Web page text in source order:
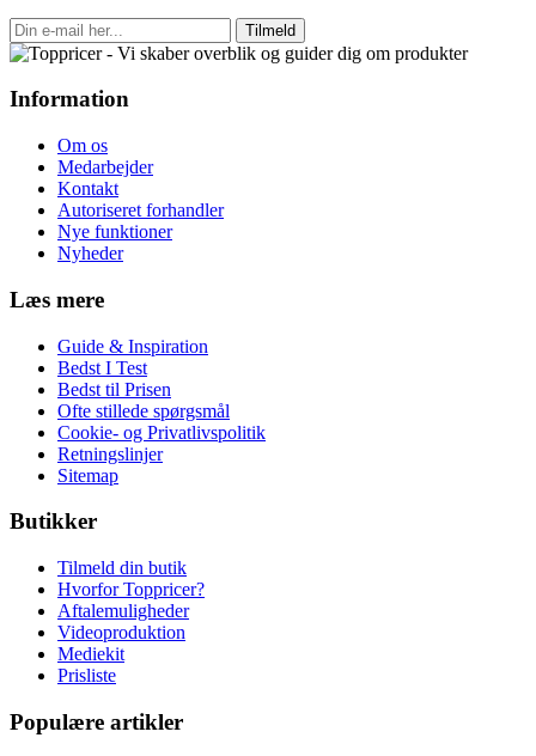
Tilmeld
Information
Om os
Medarbejder
Kontakt
Autoriseret forhandler
Nye funktioner
Nyheder
Læs mere
Guide & Inspiration
Bedst I Test
Bedst til Prisen
Ofte stillede spørgsmål
Cookie- og Privatlivspolitik
Retningslinjer
Sitemap
Butikker
Tilmeld din butik
Hvorfor Toppricer?
Aftalemuligheder
Videoproduktion
Mediekit
Prisliste
Populære artikler